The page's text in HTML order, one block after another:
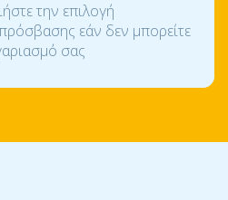
την επιλογή
εάν δεν μπορείτε
σας